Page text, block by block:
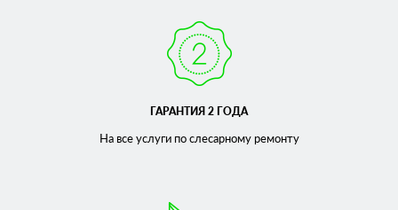
ГАРАНТИЯ 2 ГОДА
На все услуги по слесарномуремонту